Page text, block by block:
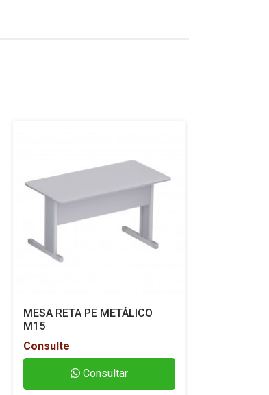
MESA RETA PE METÁLICO
M15
Consulte
Consultar